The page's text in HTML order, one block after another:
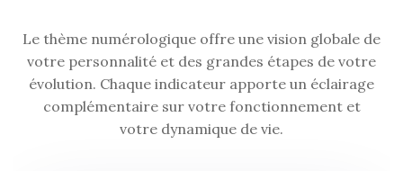
Le thème numérologique offre une vision globale de
votre personnalité et des grandes étapes de votre
évolution. Chaque indicateur apporte un éclairage
complémentaire sur votre fonctionnement et
votre dynamique de vie.